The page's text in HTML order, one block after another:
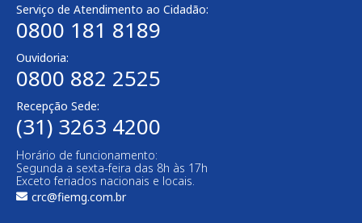
Serviço de Atendimento ao Cidadão:
0800 181 8189
Ouvidoria:
0800 882 2525
Recepção Sede:
(31) 3263 4200
Horário de funcionamento:
Segunda a sexta-feira das 8h às 17h
Exceto feriados nacionais e locais.
crc@fiemg.com.br